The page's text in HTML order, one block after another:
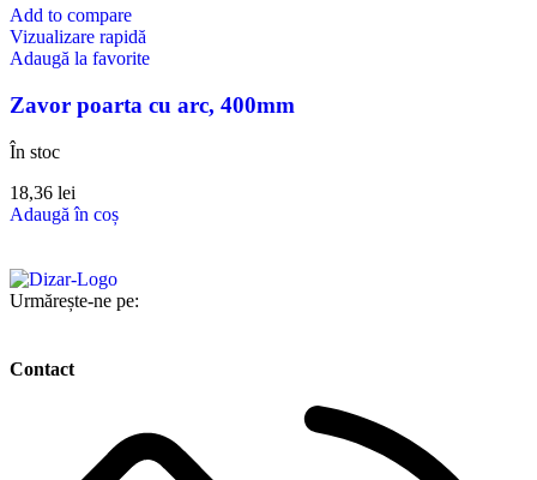
Add to compare
Vizualizare rapidă
Adaugă la favorite
Zavor poarta cu arc, 400mm
În stoc
18,36 lei
Adaugă în coș
Urmărește-ne pe:
Contact